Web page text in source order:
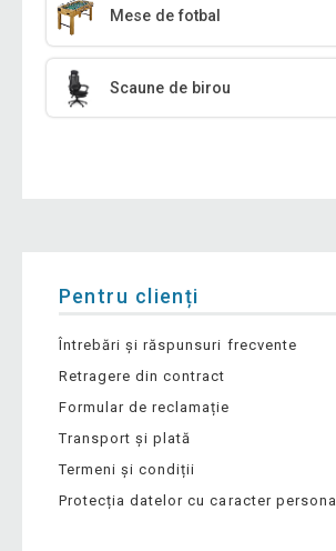
Mese de fotbal
Scaune de birou
Pentru clienți
Întrebări și răspunsuri frecvente
Retragere din contract
Formular de reclamație
Transport și plată
Termeni și condiții
Protecția datelor cu caracter personal